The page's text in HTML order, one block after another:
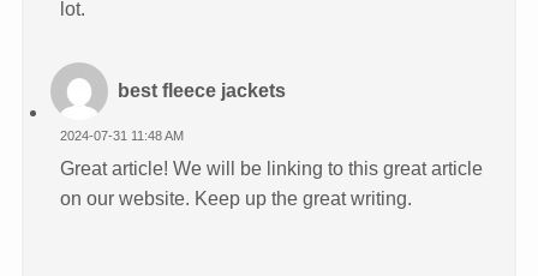
lot.
best fleece jackets
2024-07-31 11:48 AM
Great article! We will be linking to this great article
on our website. Keep up the great writing.